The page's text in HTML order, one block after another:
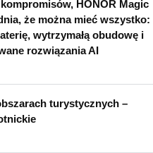
HONOR Magic
że można mieć wszystko:
wytrzymałą obudowę i
rozwiązania AI
turystycznych –